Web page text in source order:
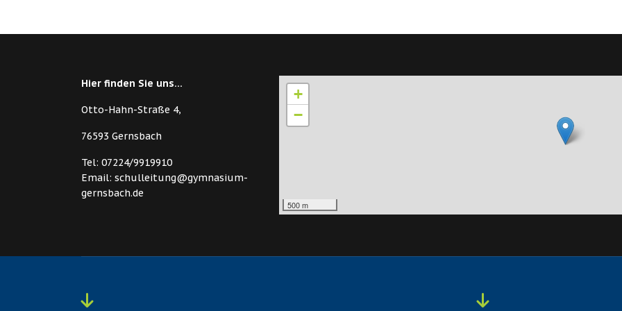
Hier finden Sie uns...
Otto-Hahn-Straße 4,
76593 Gernsbach
Tel: 07224/9919910
Email: schulleitung@gymnasium-
gernsbach.de
+
−
500 m